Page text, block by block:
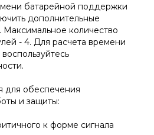
батарейной поддержки
дополнительные
количество
- 4. Для расчета времени
обеспечения
и защиты:
к форме сигнала